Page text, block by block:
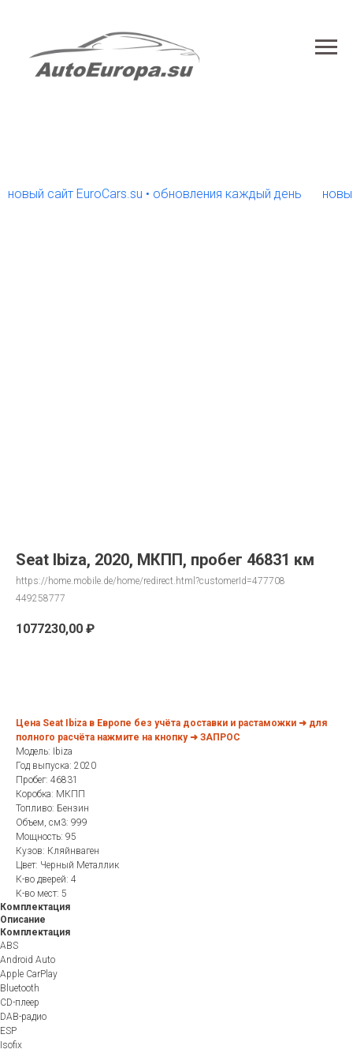
сайт EuroCars.su • обновления каждый день новый
Seat Ibiza, 2020, МКПП, пробег 46831 км
https://home.mobile.de/home/redirect.html?customerId=477708
449258777
1077230,00 ₽
Цена Seat Ibiza в Европе без учёта доставки и растаможки ➜ для
полного расчёта нажмите на кнопку ➜ ЗАПРОС
Модель: Ibiza
Год выпуска: 2020
Пробег: 46831
Коробка: МКПП
Топливо: Бензин
Объем, см3: 999
Мощность: 95
Кузов: Кляйнваген
Цвет: Черный Металлик
К-во дверей: 4
К-во мест: 5
Комплектация
Описание
Комплектация
ABS
Android Auto
Apple CarPlay
Bluetooth
CD-плеер
DAB-радио
ESP
Isofix